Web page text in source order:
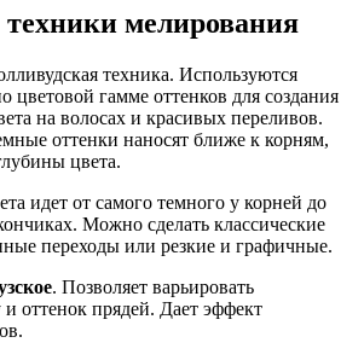
мелирования
техника. Используются
цветовой гамме оттенков для создания
на волосах и красивых переливов.
оттенки наносят ближе к корням,
цвета.
идет от самого темного у корней до
Можно сделать классические
переходы или резкие и графичные.
. Позволяет варьировать
оттенок прядей. Дает эффект